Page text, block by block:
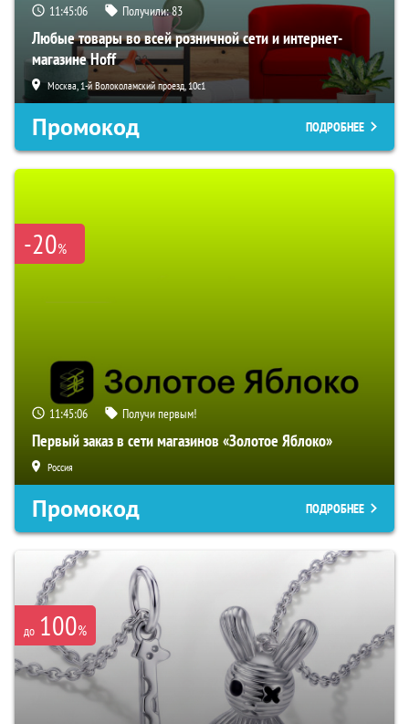
11:45:05 Получили:83
Любые товары во всей розничной сети и интернет-
магазине Hoff
Москва, 1-й Волоколамский проезд, 10с1
Промокод ПОДРОБНЕЕ
-20%
11:45:05 Получи первым!
Первый заказ в сети магазинов «Золотое Яблоко»
Россия
Промокод ПОДРОБНЕЕ
до 100%